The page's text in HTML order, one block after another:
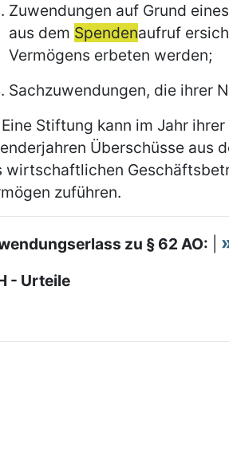
Zuwendungen auf Grund eines
aus dem Spendenaufruf
Vermögens erbeten werden;
Sachzuwendungen, die ihrer
Stiftung kann im Jahr
Überschüsse aus
wirtschaftlichen
zuführen.
zu § 62 AO:
- Urteile